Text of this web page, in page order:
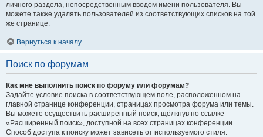
личного раздела, непосредственным вводом имени пользователя. Вы
можете также удалять пользователей из соответствующих списков на той
же странице.
Вернуться к началу
Поиск по форумам
Как мне выполнить поиск по форуму или форумам?
Задайте условие поиска в соответствующем поле, расположенном на
главной странице конференции, страницах просмотра форума или темы.
Вы можете осуществить расширенный поиск, щёлкнув по ссылке
«Расширенный поиск», доступной на всех страницах конференции.
Способ доступа к поиску может зависеть от используемого стиля.